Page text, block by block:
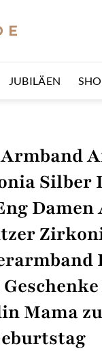
JUBILÄEN
Silber
Mama